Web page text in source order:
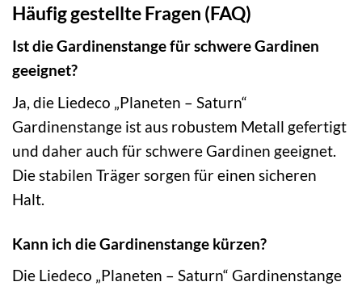
Häufig gestellte Fragen (FAQ)
Ist die Gardinenstange für schwere Gardinen
geeignet?
Ja, die Liedeco „Planeten – Saturn“
Gardinenstange ist aus robustem Metall gefertigt
und daher auch für schwere Gardinen geeignet.
Die stabilen Träger sorgen für einen sicheren
Halt.
Kann ich die Gardinenstange kürzen?
Die Liedeco „Planeten – Saturn“ Gardinenstange